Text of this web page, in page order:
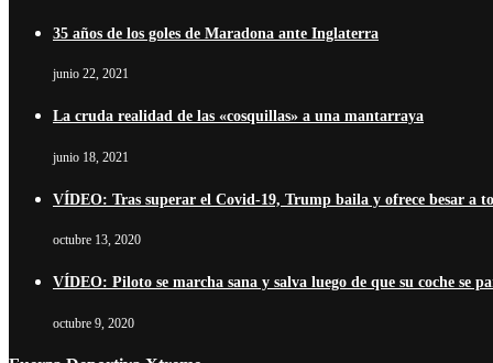
35 años de los goles de Maradona ante Inglaterra
junio 22, 2021
La cruda realidad de las «cosquillas» a una mantarraya
junio 18, 2021
VÍDEO: Tras superar el Covid-19, Trump baila y ofrece besar a
octubre 13, 2020
VÍDEO: Piloto se marcha sana y salva luego de que su coche se
octubre 9, 2020